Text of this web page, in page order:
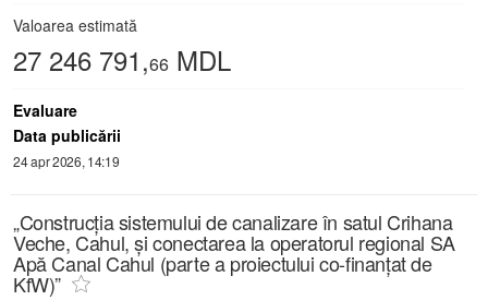
Valoarea estimată
27 246 791,66 MDL
Evaluare
Data publicării
24 apr 2026, 14:19
„Construcția sistemului de canalizare în satul Crihana
Veche, Cahul, și conectarea la operatorul regional SA
Apă Canal Cahul (parte a proiectului co-finanțat de
KfW)”